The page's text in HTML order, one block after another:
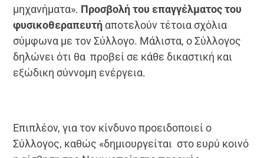
μηχανήματα». Προσβολή του επαγγέλματος του
φυσικοθεραπευτή αποτελούν τέτοια σχόλια
σύμφωνα με τον Σύλλογο. Μάλιστα, ο Σύλλογος
δηλώνει ότι θα προβεί σε κάθε δικαστική και
εξώδικη σύννομη ενέργεια.
Επιπλέον, για τον κίνδυνο προειδοποιεί ο
Σύλλογος, καθώς «δημιουργείται στο ευρύ κοινό